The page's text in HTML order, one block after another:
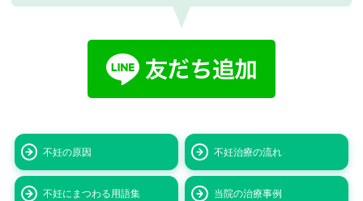
不妊の原因 不妊治療の流れ
不妊にまつわる用語集 当院の治療事例